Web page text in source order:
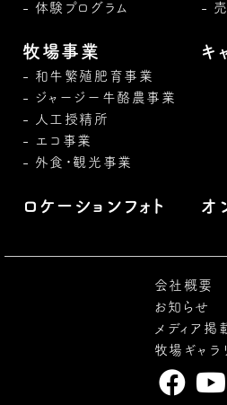
体験プログラム
牧場事業
和牛繁殖肥育事業
ジャージー牛酪農事業
人工授精所
エコ事業
外食・観光事業
キ
ロケーションフォト オ
会社概要
お知らせ
メディア掲
牧場ギャラ